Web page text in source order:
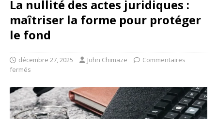
La nullité des actes juridiques :
maîtriser la forme pour protéger
le fond
décembre 27, 2025 John Chimaze
Commentaires
fermés